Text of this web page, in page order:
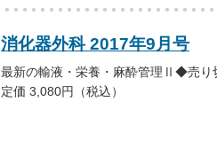
消化器外科 2017年9月号
最新の輸液・栄養・麻酔管理Ⅱ◆売
定価 3,080円（税込）